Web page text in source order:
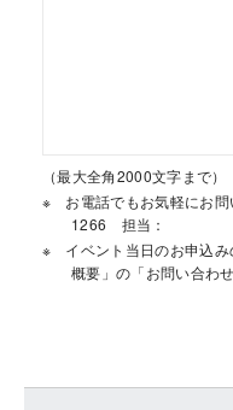
（最大全角2000文字まで）
お電話でもお気軽にお
1266 担当：
イベント当日のお申込
概要」の「お問い合わ